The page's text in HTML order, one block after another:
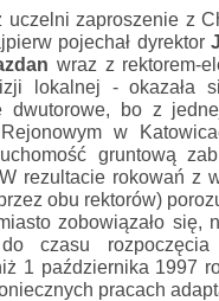
uczelni zaproszenie z
pojechał dyrektor
wraz z rektorem-
lokalnej - okazała
dwutorowe, bo z
w
gruntową
rezultacie rokowań z
obu rektorów)
zobowiązało się,
czasu
1 października 1997
pracach